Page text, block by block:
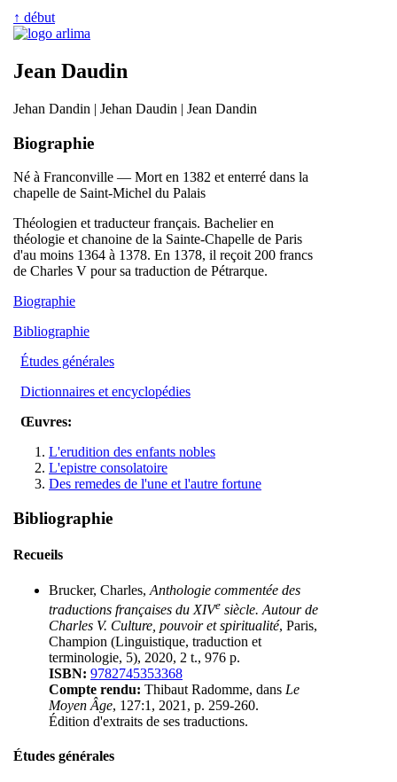
↑ début
Jean Daudin
Jehan Dandin | Jehan Daudin | Jean Dandin
Biographie
Né à Franconville — Mort en 1382 et enterré dans la
chapelle de Saint-Michel du Palais
Théologien et traducteur français. Bachelier en
théologie et chanoine de la Sainte-Chapelle de Paris
d'au moins 1364 à 1378. En 1378, il reçoit 200 francs
de Charles V pour sa traduction de Pétrarque.
Biographie
Bibliographie
Études générales
Dictionnaires et encyclopédies
Œuvres:
L'erudition des enfants nobles
L'epistre consolatoire
Des remedes de l'une et l'autre fortune
Bibliographie
Recueils
Brucker, Charles, Anthologie commentée des
traductions françaises du XIVe siècle. Autour de
Charles V. Culture, pouvoir et spiritualité, Paris,
Champion (Linguistique, traduction et
terminologie, 5), 2020, 2 t., 976 p.
ISBN: 9782745353368
Compte rendu: Thibaut Radomme, dans Le
Moyen Âge, 127:1, 2021, p. 259-260.
Édition d'extraits de ses traductions.
Études générales